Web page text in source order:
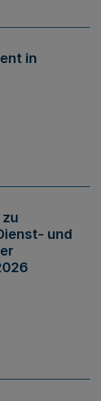
in
und